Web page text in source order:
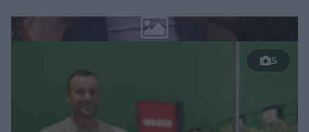
5